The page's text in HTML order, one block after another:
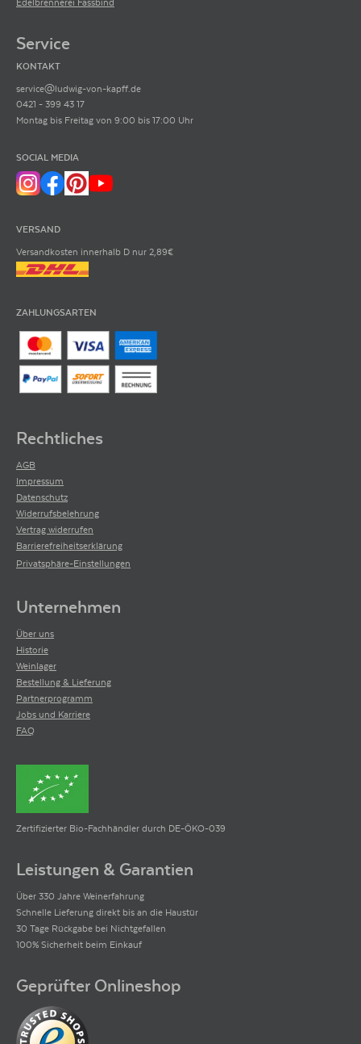
Service
KONTAKT
service@ludwig-von-kapff.de
0421 - 399 43 17
Montag bis Freitag von 9:00 bis 17:00 Uhr
SOCIAL MEDIA
VERSAND
Versandkosten innerhalb D nur 2,89€
ZAHLUNGSARTEN
Rechtliches
AGB
Impressum
Datenschutz
Widerrufsbelehrung
Vertrag widerrufen
Barrierefreiheitserklärung
Privatsphäre-Einstellungen
Unternehmen
Über uns
Historie
Weinlager
Bestellung & Lieferung
Partnerprogramm
Jobs und Karriere
FAQ
Zertifizierter Bio-Fachhändler durch DE-ÖKO-039
Leistungen & Garantien
Über 330 Jahre Weinerfahrung
Schnelle Lieferung direkt bis an die Haustür
30 Tage Rückgabe bei Nichtgefallen
100% Sicherheit beim Einkauf
Geprüfter Onlineshop